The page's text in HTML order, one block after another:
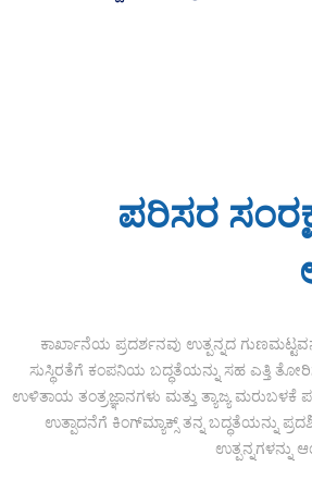
ಪರಿಸರ
ಕಾರ್ಖಾನೆಯ ಪ್ರದರ್ಶನವು ಉತ್ಪನ್ನದ
ಸುಸ್ಥಿರತೆಗೆ ಕಂಪನಿಯ ಬದ್ಧತೆಯನ್ನು ಸಹ ಎತ್ತಿ
ಉಳಿತಾಯ ತಂತ್ರಜ್ಞಾನಗಳು ಮತ್ತು ತ್ಯಾಜ್ಯ
ಉತ್ಪಾದನೆಗೆ ಕಿಂಗ್‌ಮ್ಯಾಕ್ಸ್ ತನ್ನ ಬದ್ಧತೆಯನ್ನು
ಉತ್ಪನ್ನಗಳನ್ನು